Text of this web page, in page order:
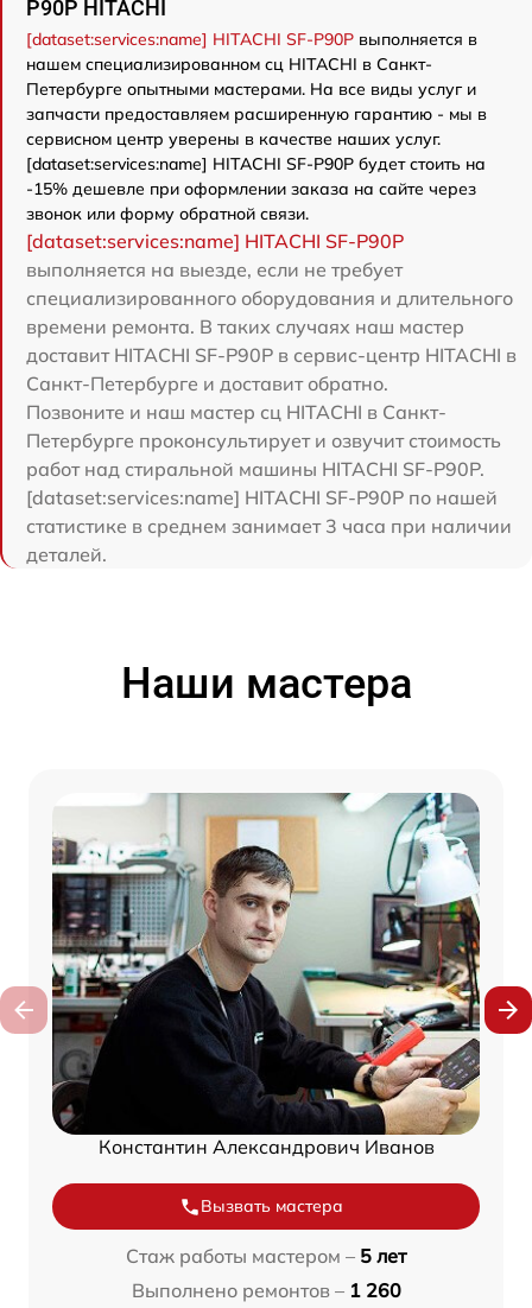
P90P HITACHI
[dataset:services:name] HITACHI SF-P90P выполняется в
нашем специализированном сц HITACHI в Санкт-
Петербурге опытными мастерами. На все виды услуг и
запчасти предоставляем расширенную гарантию - мы в
сервисном центр уверены в качестве наших услуг.
[dataset:services:name] HITACHI SF-P90P будет стоить на
-15% дешевле при оформлении заказа на сайте через
звонок или форму обратной связи.
[dataset:services:name] HITACHI SF-P90P
выполняется на выезде, если не требует
специализированного оборудования и длительного
времени ремонта. В таких случаях наш мастер
доставит HITACHI SF-P90P в сервис-центр HITACHI в
Санкт-Петербурге и доставит обратно.
Позвоните и наш мастер сц HITACHI в Санкт-
Петербурге проконсультирует и озвучит стоимость
работ над стиральной машины HITACHI SF-P90P.
[dataset:services:name] HITACHI SF-P90P по нашей
статистике в среднем занимает 3 часа при наличии
деталей.
Наши мастера
Константин Александрович Иванов
Вызвать мастера
Стаж работы мастером – 5 лет
Выполнено ремонтов – 1 260